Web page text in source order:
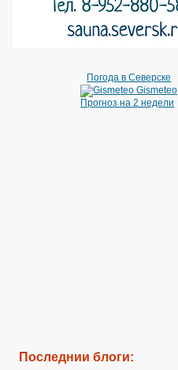
Погода в Северске
Gismeteo
Прогноз на 2 недели
Последнии блоги: